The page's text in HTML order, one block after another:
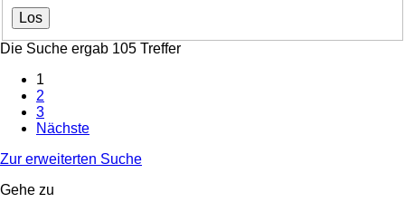
Die Suche ergab 105 Treffer
1
2
3
Nächste
Zur erweiterten Suche
Gehe zu